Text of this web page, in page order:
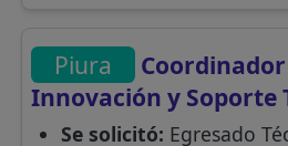
Piura
Innovación y Soporte
Se solicitó: Egresado